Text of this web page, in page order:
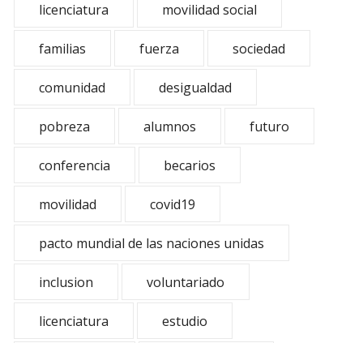
licenciatura movilidad social
familias fuerza sociedad
comunidad desigualdad
pobreza alumnos futuro
conferencia becarios
movilidad covid19
pacto mundial de las naciones unidas
inclusion voluntariado
licenciatura estudio